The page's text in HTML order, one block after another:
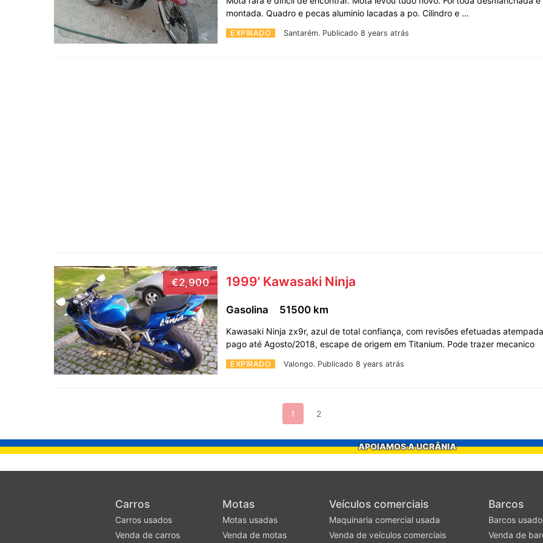
EXPIRADO Santarém. Publicado 8 years atrás
montada. Quadro e pecas aluminio lacadas a po. Cilindro e …
€2,900 1999' Kawasaki Ninja
EXPIRADO Valongo. Publicado 8 years atrás
Gasolina 51500 km
Kawasaki Ninja zx9r, azul de total confiança, com revisões efetuadas
pago até Agosto/2018, escape de origem em Titanium. Pode trazer mecanico
1 2
APOIAMOS A UCRÂNIA
Carros
Carros usados
Venda de carros
Motas
Motas usadas
Venda de motas
Veículos comerciais
Maquinaria comercial usada
Venda de veículos comerciais
Barcos
Barcos
Venda de